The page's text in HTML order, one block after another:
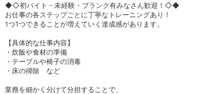
◆◇初バイト・未経験・ブランク有みなさん歓迎！◇◆
お仕事の各ステップごとに丁寧なトレーニングあり！
1つ1つできることが増えていく達成感があります。
【具体的な仕事内容】
・炊飯や食材の準備
・テーブルや椅子の消毒
・床の掃除 など
業務を細かく分けて分担することで、